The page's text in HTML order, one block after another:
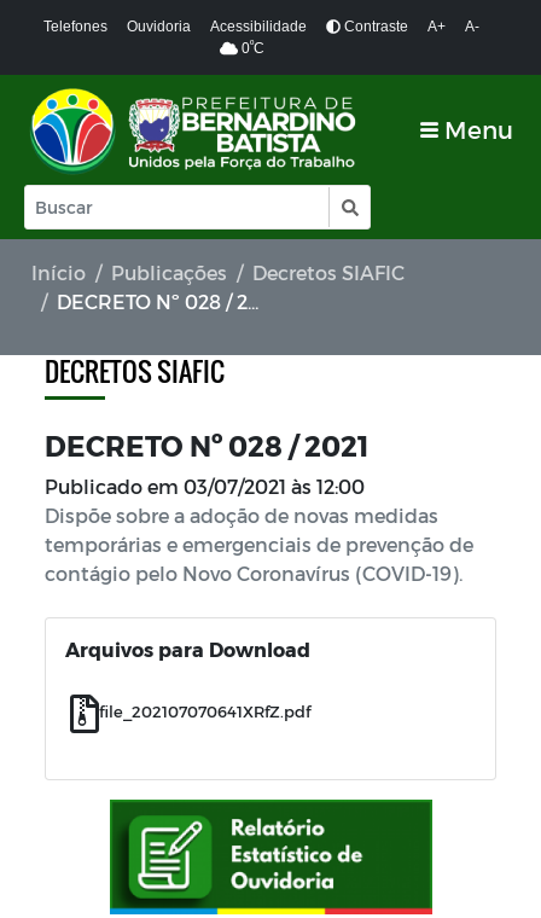
Telefones Ouvidoria Acessibilidade Contraste A+
A-
0ºC
Menu
Início Publicações
Decretos SIAFIC
DECRETO Nº 028 / 2021
DECRETOS SIAFIC
DECRETO Nº 028 / 2021
Publicado em 03/07/2021 às 12:00
Dispõe sobre a adoção de novas medidas
temporárias e emergenciais de prevenção de
contágio pelo Novo Coronavírus (COVID-19).
Arquivos para Download
file_202107070641XRfZ.pdf